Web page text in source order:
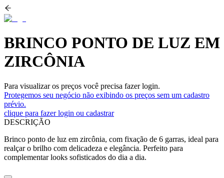
BRINCO PONTO DE LUZ EM
ZIRCÔNIA
Para visualizar os preços você precisa fazer login.
Protegemos seu negócio não exibindo os preços sem um cadastro
prévio.
clique para fazer login ou cadastrar
DESCRIÇÃO
Brinco ponto de luz em zircônia, com fixação de 6 garras, ideal para
realçar o brilho com delicadeza e elegância. Perfeito para
complementar looks sofisticados do dia a dia.